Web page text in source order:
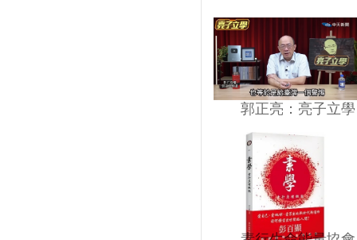
郭正亮：亮子立學